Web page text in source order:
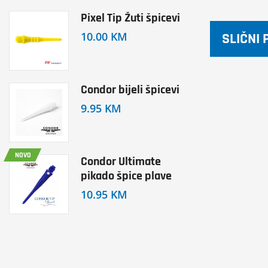
SLIČNI
Pixel Tip Žuti špicevi
10.00 KM
Condor bijeli špicevi
9.95 KM
NOVO
Condor Ultimate
pikado špice plave
10.95 KM